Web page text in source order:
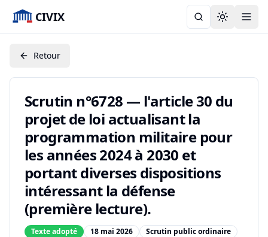
CIVIX Toggle
Retour
Scrutin n°6728 — l'article 30 du
projet de loi actualisant la
programmation militaire pour
les années 2024 à 2030 et
portant diverses dispositions
intéressant la défense
(première lecture).
Texte adopté 18 mai 2026 Scrutin public ordinaire